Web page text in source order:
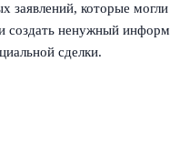
заявлений, которые
создать ненужный
сделки.